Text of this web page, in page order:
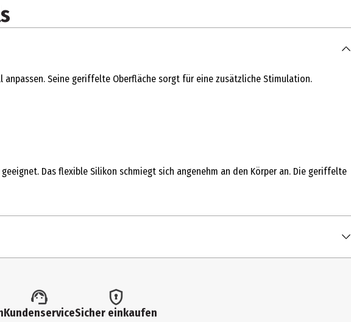
anpassen. Seine geriffelte Oberfläche sorgt für eine zusätzliche Stimulation.
Das flexible Silikon schmiegt sich angenehm an den Körper an. Die geriffelte
KundenserviceSicher einkaufen